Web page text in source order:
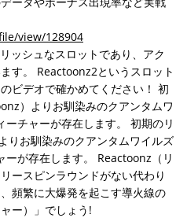
view/128904
ッシュなスロットであり、アク
す。 Reactoonz2というスロット
ビデオで確かめてください！ 初
）よりお馴染みのクアンタムワ
チャーが存在します。 初期のリ
りお馴染みのクアンタムワイルズ
が存在します。 Reactoonz（リ
ースピンラウンドがない代わり
頻繁に大爆発を起こす導火線の
ー）」でしょう!